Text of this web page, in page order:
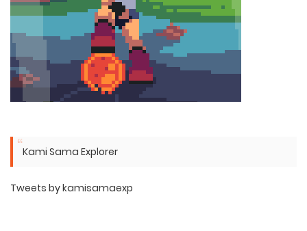
Kami Sama Explorer
Tweets by kamisamaexp